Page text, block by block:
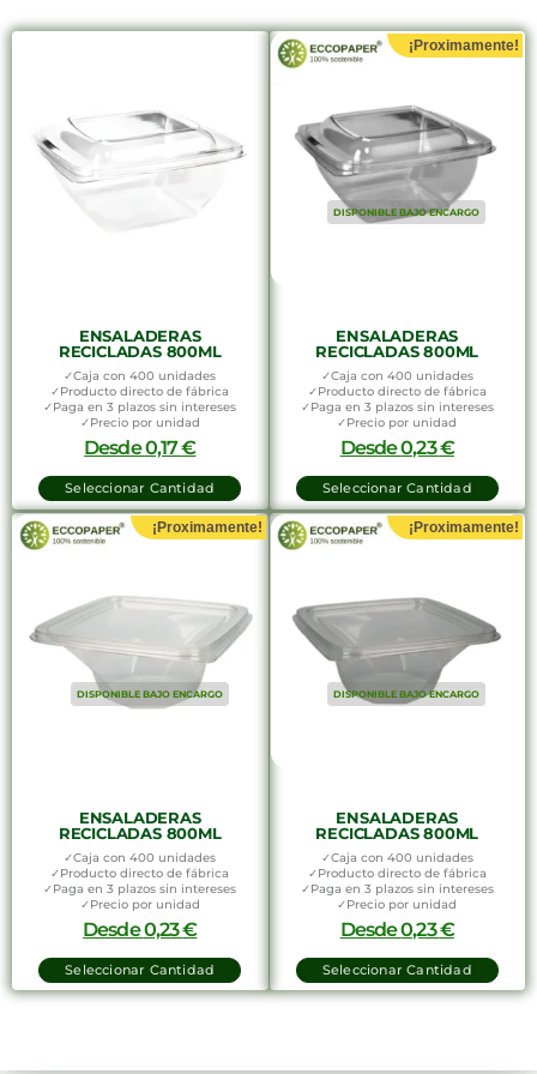
ENSALADERAS
RECICLADAS 800ML
✓Caja con 400 unidades
✓Producto directo de fábrica
✓Paga en 3 plazos sin intereses
✓Precio por unidad
Desde0,17€
Seleccionar Cantidad
¡Proximamente!
DISPONIBLE BAJO ENCARGO
ENSALADERAS
RECICLADAS 800ML
✓Caja con 400 unidades
✓Producto directo de fábrica
✓Paga en 3 plazos sin intereses
✓Precio por unidad
Desde0,23€
Seleccionar Cantidad
¡Proximamente!
DISPONIBLE BAJO ENCARGO
ENSALADERAS
RECICLADAS 800ML
✓Caja con 400 unidades
✓Producto directo de fábrica
✓Paga en 3 plazos sin intereses
✓Precio por unidad
Desde0,23€
Seleccionar Cantidad
¡Proximamente!
DISPONIBLE BAJO ENCARGO
ENSALADERAS
RECICLADAS 800ML
✓Caja con 400 unidades
✓Producto directo de fábrica
✓Paga en 3 plazos sin intereses
✓Precio por unidad
Desde0,23€
Seleccionar Cantidad